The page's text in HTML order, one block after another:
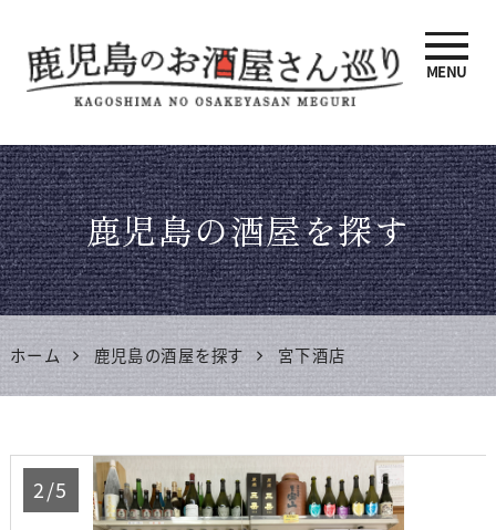
鹿児島のお酒屋さん巡り |
鹿児島県酒販協同組合連合
会 公式サイト
MENU
鹿児島の酒屋を探す
ホーム 鹿児島の酒屋を探す 宮下酒店
2/5